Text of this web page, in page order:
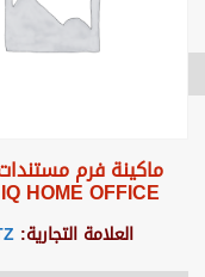
ماكينة فرم
HOME OFFICE
العلامة التجارية: